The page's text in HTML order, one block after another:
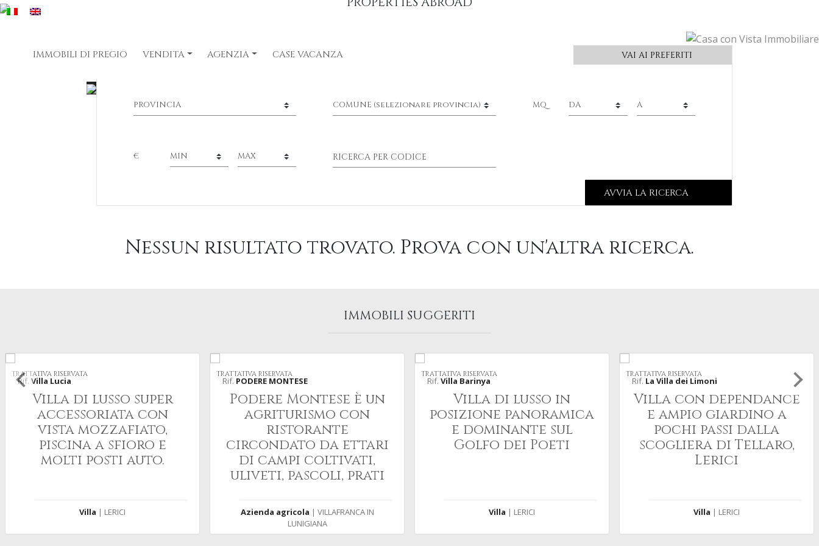
IMMOBILI DI PREGIO VENDITA AGENZIA CASE VACANZA VAI AI PREFERITI
MQ
€
AVVIA LA RICERCA
Nessun risultato trovato. Prova con un'altra ricerca.
IMMOBILI SUGGERITI
TRATTATIVA RISERVATA
Rif. Villa Lucia
Villa di lusso super
accessoriata con
vista mozzafiato,
piscina a sfioro e
molti posti auto.
Villa | LERICI
TRATTATIVA RISERVATA
Rif. PODERE MONTESE
Podere Montese è un
agriturismo con
ristorante
circondato da ettari
di campi coltivati,
uliveti, pascoli, prati
Azienda agricola | VILLAFRANCA IN
LUNIGIANA
TRATTATIVA RISERVATA
Rif. Villa Barinya
Villa di lusso in
posizione panoramica
e dominante sul
Golfo dei Poeti
Villa | LERICI
TRATTATIVA RISERVATA
Rif. La Villa dei Limoni
Villa con dependance
e ampio giardino a
pochi passi dalla
scogliera di Tellaro,
Lerici
Villa | LERICI